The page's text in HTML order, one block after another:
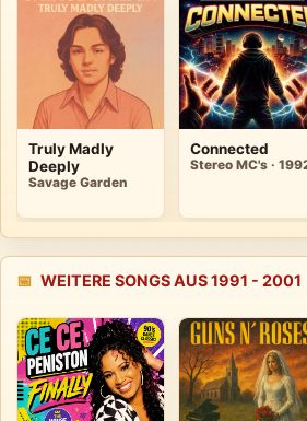
Truly Madly
Deeply
Savage Garden
Connected
Stereo MC's ·
📅 WEITERE SONGS AUS 1991 - 2001